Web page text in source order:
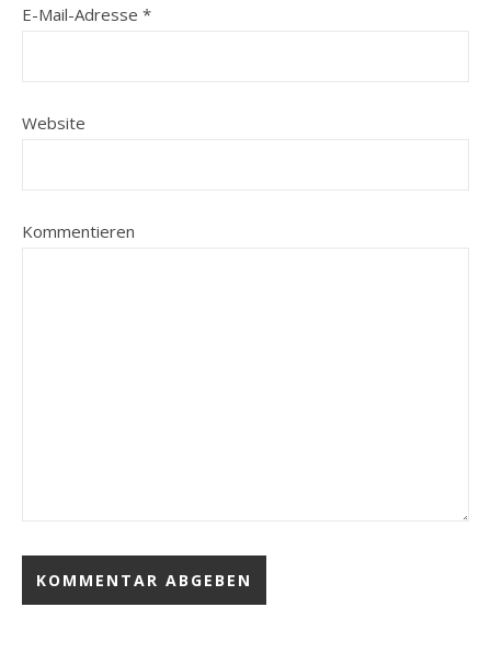
E-Mail-Adresse *
Website
Kommentieren